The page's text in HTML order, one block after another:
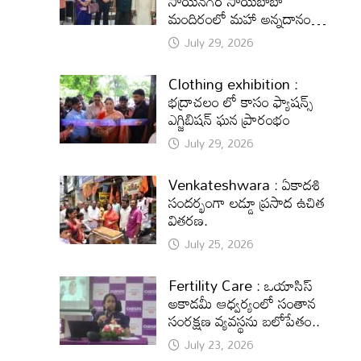
మందిరంలో మహా అన్నదానం…
July 29, 2026
Clothing exhibition :
భద్రాచలం లో కాసం ఫ్యాషన్స్
ఎగ్జిబిషన్ ఘన ప్రారంభం
July 29, 2026
Venkateshwara : ఏకాదశి
సందర్భంగా లడ్డూ ప్రసాద ఉచిత
వితరణ.
July 25, 2026
Fertility Care : ఒయాసిస్
అకాడమీ ఆధ్వర్యంలో సంతాన
సంరక్షణ వ్యవస్థను బలోపేతం..
July 23, 2026